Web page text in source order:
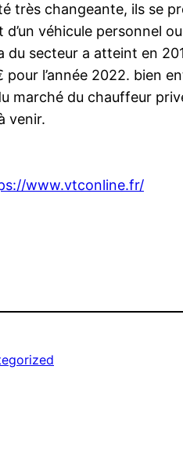
très changeante, ils se
d’un véhicule personnel
du secteur a atteint en
pour l’année 2022. bien
marché du chauffeur
venir.
www.vtconline.fr/